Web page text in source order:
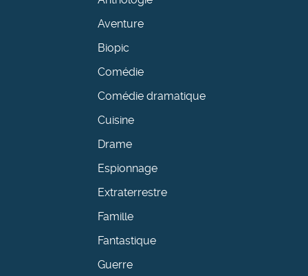
Aventure
Biopic
Comédie
Comédie dramatique
Cuisine
Drame
Espionnage
Extraterrestre
Famille
Fantastique
Guerre